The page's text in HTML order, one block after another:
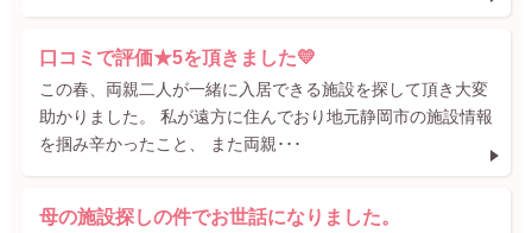
口コミで評価★5を頂きました💛
この春、両親二人が一緒に入居できる施設を探して頂き大変
助かりました。 私が遠方に住んでおり地元静岡市の施設情報
を掴み辛かったこと、 また両親･･･
母の施設探しの件でお世話になりました。